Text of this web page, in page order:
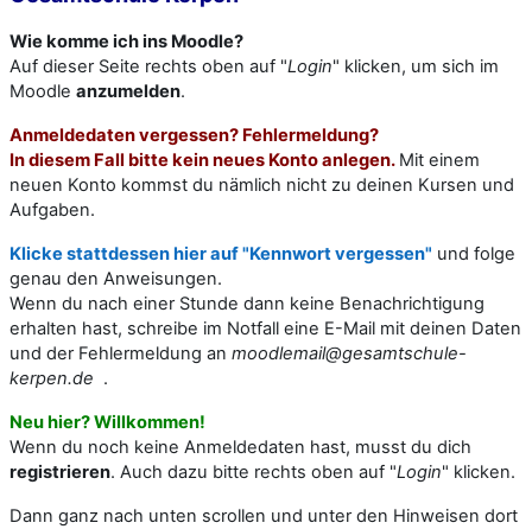
Wie komme ich ins Moodle?
Auf dieser Seite rechts oben auf "Login" klicken, um sich im
Moodle anzumelden.
Anmeldedaten vergessen? Fehlermeldung?
In diesem Fall bitte kein neues Konto anlegen. Mit einem
neuen Konto kommst du nämlich nicht zu deinen Kursen und
Aufgaben.
Klicke stattdessen hier auf "Kennwort vergessen" und folge
genau den Anweisungen.
Wenn du nach einer Stunde dann keine Benachrichtigung
erhalten hast, schreibe im Notfall eine E-Mail mit deinen Daten
und der Fehlermeldung an moodlemail@gesamtschule-
kerpen.de .
Neu hier? Willkommen!
Wenn du noch keine Anmeldedaten hast, musst du dich
registrieren. Auch dazu bitte rechts oben auf "Login" klicken.
Dann ganz nach unten scrollen und unter den Hinweisen dort